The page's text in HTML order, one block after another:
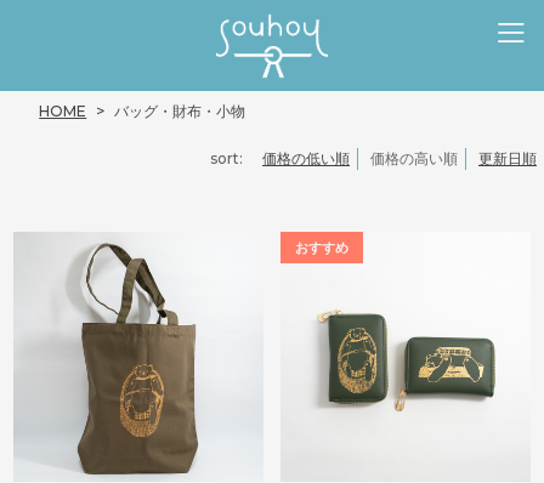
HOME バッグ・財布・小物
sort: 価格の低い順 価格の高い順 更新日順